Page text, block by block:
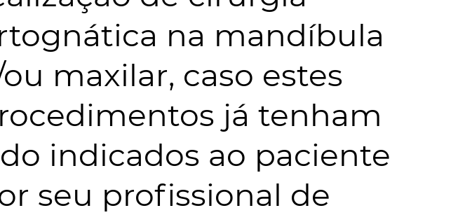
na mandíbula
maxilar, caso estes
já tenham
indicados ao paciente
seu profissional de